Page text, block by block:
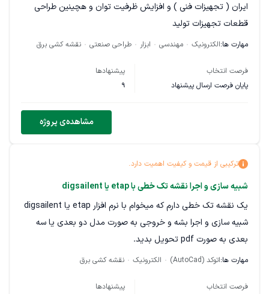
ایران ( تجهیزات فنی ) و افزایش ظرفیت توان و هچینین طراحی
قطعات تجهیزات تولید
مهارت ها:الکترونیک مهندسی ابزار طراحی صنعتی نقشه کشی برق
فرصت انتخاب
پایان فرصت ارسال پیشنهاد
پیشنهادها
9
مشاهده‌ی پروژه
ترکیبی از قیمت و کیفیت اهمیت دارد.
شبیه سازی و اجرا نقشه تک خطی با etap یا digsailent
یک نقشه تک خطی دارم که میخوام با نرم افزار etap یا digsailent
شبیه سازی و اجرا بشه و خروجی به صورت مدل دو بعدی یا سه
بعدی به صورت pdf تحویل بدید.
مهارت ها:اتوکد (AutoCad) الکترونیک نقشه کشی برق
فرصت انتخاب
پیشنهادها